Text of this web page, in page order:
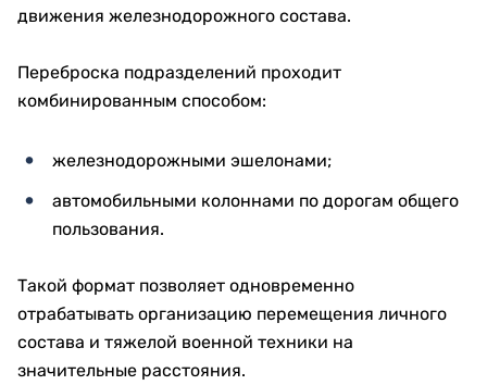
движения железнодорожного состава.
Переброска подразделений проходит
комбинированным способом:
железнодорожными эшелонами;
автомобильными колоннами по дорогам общего
пользования.
Такой формат позволяет одновременно
отрабатывать организацию перемещения личного
состава и тяжелой военной техники на
значительные расстояния.